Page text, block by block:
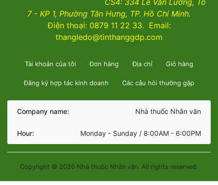
CS4: 334 Lê Văn Lương, Tổ
7 - KP 1, Phường Tân Hưng, TP. Hồ Chí Minh.
Điện thoại: 0879 11 22 33. Email:
thangledo@tinthanggdp.com
Tài khoản của tôi Đơn hàng Địa chỉ Giỏ hàng
Đăng ký hợp tác kinh doanh Các câu hỏi thường gặp
Company name: Nhà thuốc Nhân văn
Hour: Monday - Sunday / 8:00AM - 6:00PM
Copyright © 2026 Nhà thuốc Nhân văn. All rights reserved.